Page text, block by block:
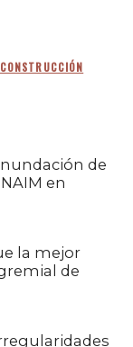
CONSTRUCCIÓN
de
en
la mejor
de